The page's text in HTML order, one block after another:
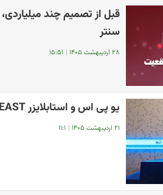
سنتر
۲۸ اردیبهشت ۱۴۰۵ | ۱۵:۵۱
یو پی اس و استابلایزر EAST – راهکار حرفه‌ای برای پایداری برق
۲۱ اردیبهشت ۱۴۰۵ | ۱۱:۱